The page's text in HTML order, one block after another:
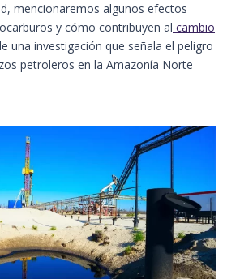
mencionaremos algunos efectos
y cómo contribuyen al cambio
una investigación que señala el peligro
petroleros en la Amazonía Norte